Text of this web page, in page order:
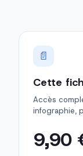
📄
Cette
Accès
infographie,
9,90